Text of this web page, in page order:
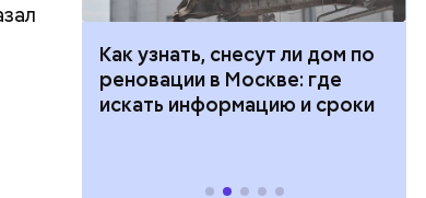
Как узнать, снесут ли дом по
реновации в Москве: где
искать информацию и сроки